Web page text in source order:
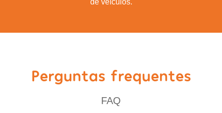
de veículos.
Perguntas frequentes
FAQ